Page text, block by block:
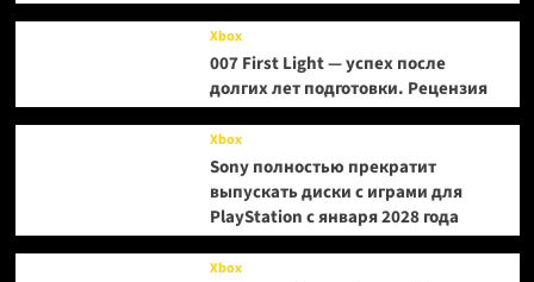
Xbox
007 First Light — успех после
долгих лет подготовки. Рецензия
Xbox
Sony полностью прекратит
выпускать диски с играми для
PlayStation с января 2028 года
Xbox